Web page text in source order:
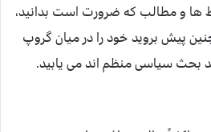
ها و مطالب که ضرورت است بدانید،
پیش بروید خود را در میان گروپ
بحث سیاسی منظم اند می یابید.